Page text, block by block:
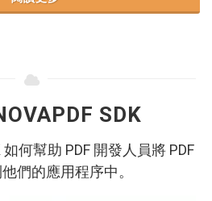
SDK
如何幫助 PDF 開發人員將 PDF
們的應用程序中。